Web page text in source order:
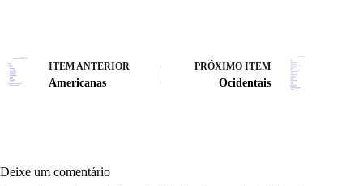
ITEM ANTERIOR
Americanas
PRÓXIMO ITEM
Ocidentais
Deixe um comentário